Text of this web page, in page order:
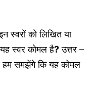
स्वरों को लिखित या
स्वर कोमल है?उत्तर –
हम समझेंगे कि यह कोमल